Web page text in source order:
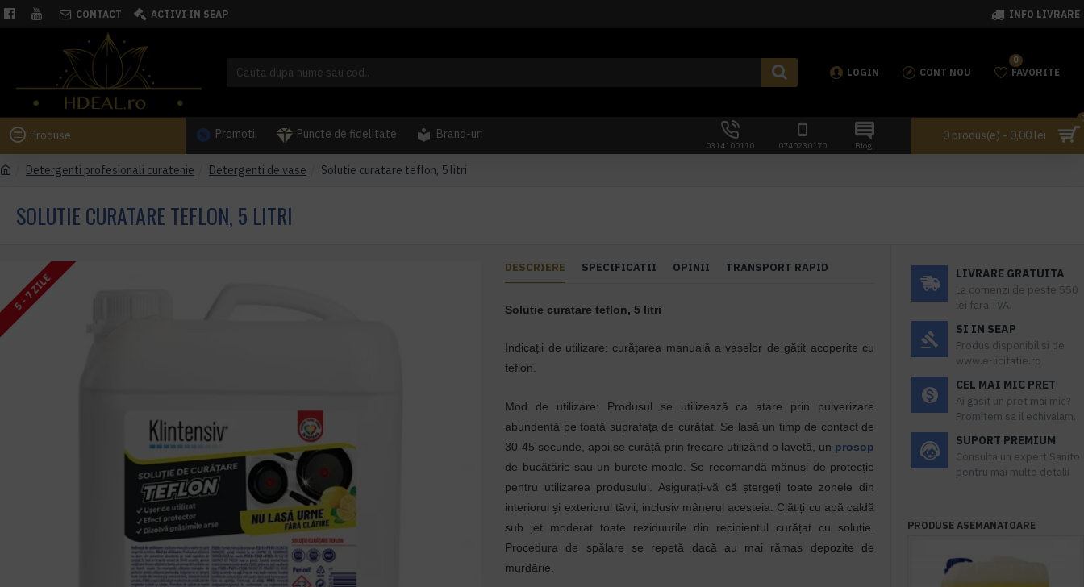
CONTACT ACTIVI IN SEAP INFO LIVRARE
LOGIN CONT NOU FAVORITE
0
Produse Promotii Puncte de fidelitate Brand-uri
0314100110 0740230170 Blog
0 produs(e) - 0,00 lei
Detergenti profesionali curatenie Detergenti de vase Solutie curatare teflon, 5 litri
SOLUTIE CURATARE TEFLON, 5 LITRI
5 - 7 ZILE
DESCRIERE SPECIFICATII OPINII TRANSPORT RAPID
Solutie curatare teflon, 5 litri
Indicații de utilizare: curățarea manuală a vaselor de gătit acoperite cu
teflon.
Mod de utilizare: Produsul se utilizează ca atare prin pulverizare
abundentă pe toată suprafața de curățat. Se lasă un timp de contact de
30-45 secunde, apoi se curăță prin frecare utilizând o lavetă, un prosop
de bucătărie sau un burete moale. Se recomandă mănuși de protecție
pentru utilizarea produsului. Asigurați-vă că ștergeți toate zonele din
interiorul și exteriorul tăvii, inclusiv mânerul acesteia. Clătiți cu apă caldă
sub jet moderat toate reziduurile din recipientul curățat cu soluție.
Procedura de spălare se repetă dacă au mai rămas depozite de
murdărie.
LIVRARE GRATUITA
La comenzi de peste 550
lei fara TVA.
SI IN SEAP
Produs disponibil si pe
www.e-licitatie.ro
CEL MAI MIC PRET
Ai gasit un pret mai mic?
Promitem sa il echivalam.
SUPORT PREMIUM
Consulta un expert Sanito
pentru mai multe detalii
PRODUSE ASEMANATOARE